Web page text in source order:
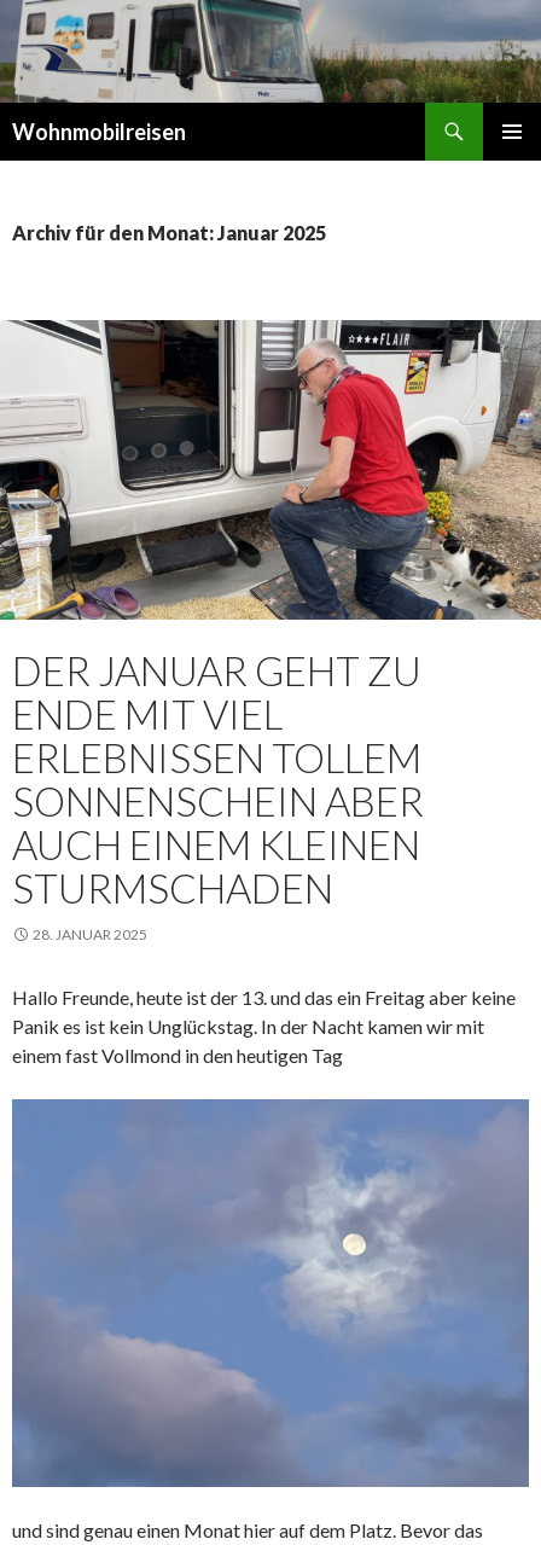
Wohnmobilreisen
Archiv für den Monat: Januar 2025
DER JANUAR GEHT ZU
ENDE MIT VIEL
ERLEBNISSEN TOLLEM
SONNENSCHEIN ABER
AUCH EINEM KLEINEN
STURMSCHADEN
28. JANUAR 2025
Hallo Freunde, heute ist der 13. und das ein Freitag aber keine
Panik es ist kein Unglückstag. In der Nacht kamen wir mit
einem fast Vollmond in den heutigen Tag
und sind genau einen Monat hier auf dem Platz. Bevor das